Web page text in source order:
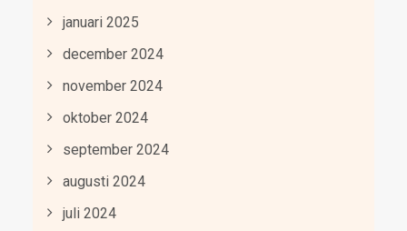
januari 2025
december 2024
november 2024
oktober 2024
september 2024
augusti 2024
juli 2024